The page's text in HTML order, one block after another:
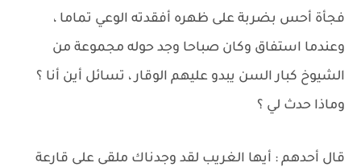
فجأة أحس بضربة على ظهره أفقدته الوعي تماما ،
وعندما استفاق وكان صباحا وجد حوله مجموعة من
الشيوخ كبار السن يبدو عليهم الوقار ، تسائل أين أنا ؟
وماذا حدث لي ؟
قال أحدهم : أيها الغريب لقد وجدناك ملقى على قارعة